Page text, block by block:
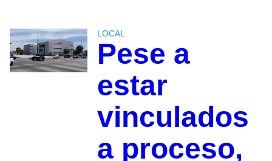
LOCAL
Pese a
estar
vinculados
a proceso,